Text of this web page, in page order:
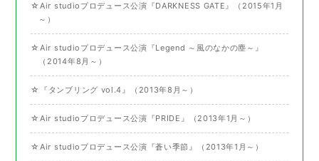
☆Air studioプロデュース公演『DARKNESS GATE』（2015年1月
～）
☆Air studioプロデュース公演『Legend ～風のなかの塵～』
（2014年8月～）
☆『タンブリング vol.4』（2013年8月～）
☆Air studioプロデュース公演『PRIDE』（2013年1月～）
☆Air studioプロデュース公演『蒼い季節』（2013年1月～）